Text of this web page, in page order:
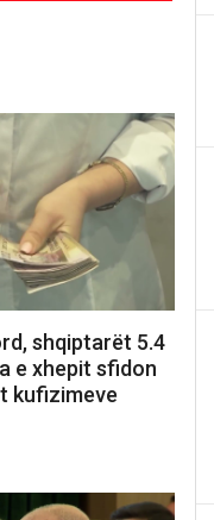
shqiptarët 5.4
e xhepit sfidon
kufizimeve